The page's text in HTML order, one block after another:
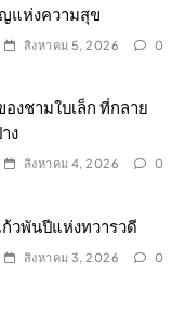
แห่งความสุข
สิงหาคม 5, 2026 0
องชามใบเล็ก ที่กลาย
ง
สิงหาคม 4, 2026 0
วพันปีแห่งทวารวดี
สิงหาคม 3, 2026 0